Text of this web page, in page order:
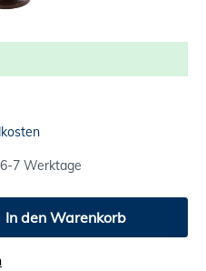
7 Werktage
In den Warenkorb